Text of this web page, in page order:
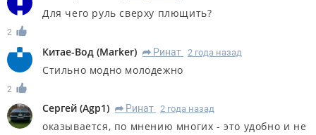
Для чего руль сверху плющить?
2
Китае-Вод (Marker) R Ринат 2 года назад
Стильно модно молодежно
2
Сергей (Agp1) R Ринат 2 года назад
оказывается, по мнению многих - это удобно и не